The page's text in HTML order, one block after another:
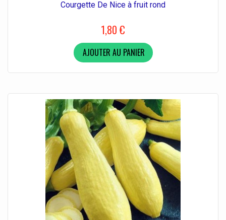
Courgette De Nice à fruit rond
1,80 €
AJOUTER AU PANIER